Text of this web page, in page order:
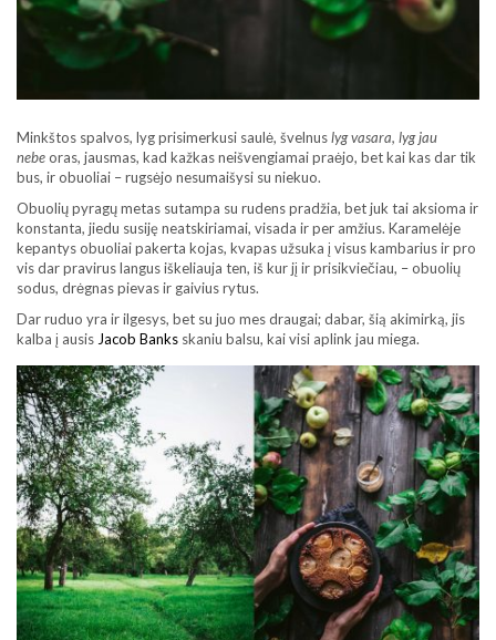
Minkštos spalvos, lyg prisimerkusi saulė, švelnuslyg vasara, lyg jau
nebeoras, jausmas, kad kažkas neišvengiamai praėjo, bet kai kas dar tik
bus, ir obuoliai – rugsėjo nesumaišysi su niekuo.
Obuolių pyragų metas sutampa su rudens pradžia, bet juk tai aksioma ir
konstanta, jiedu susiję neatskiriamai, visada ir per amžius. Karamelėje
kepantys obuoliai pakerta kojas, kvapas užsuka į visus kambarius ir pro
vis dar pravirus langus iškeliauja ten, iš kur jį ir prisikviečiau, – obuolių
sodus, drėgnas pievas ir gaivius rytus.
Dar ruduo yra ir ilgesys, bet su juo mes draugai; dabar, šią akimirką, jis
kalba į ausis Jacob Banks skaniu balsu, kai visi aplink jau miega.